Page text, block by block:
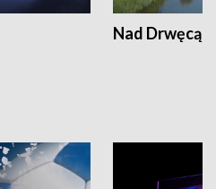
Nad Drwęcą